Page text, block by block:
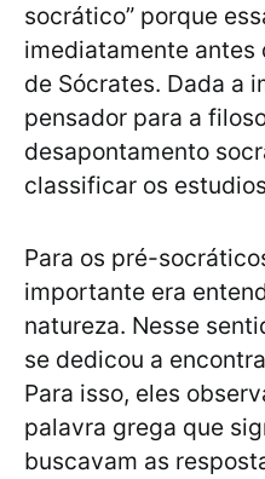
socrático” porque
imediatamente
de Sócrates. Dada a
pensador para a
desapontamento
classificar os
Para os pré-
importante era
natureza. Nesse
se dedicou a
Para isso, eles
palavra grega que
buscavam as